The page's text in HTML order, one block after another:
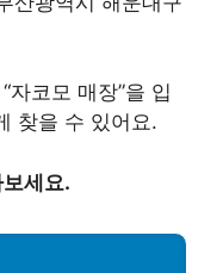
자코모 매장”을 입
찾을 수 있어요.
세요.